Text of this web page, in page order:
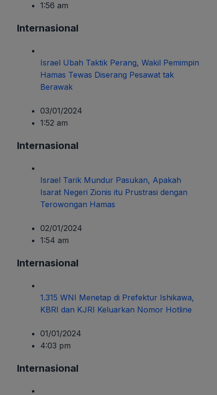
1:56 am
Internasional
Israel Ubah Taktik Perang, Wakil Pemimpin
Hamas Tewas Diserang Pesawat tak
Berawak
03/01/2024
1:52 am
Internasional
Israel Tarik Mundur Pasukan, Apakah
Isarat Negeri Zionis itu Prustrasi dengan
Terowongan Hamas
02/01/2024
1:54 am
Internasional
1.315 WNI Menetap di Prefektur Ishikawa,
KBRI dan KJRI Keluarkan Nomor Hotline
01/01/2024
4:03 pm
Internasional